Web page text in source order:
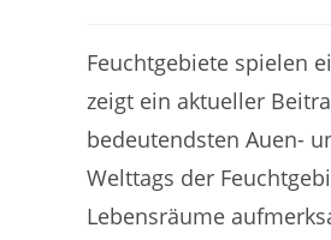
Feuchtgebiete spielen
zeigt ein aktueller
bedeutendsten Auen-
Welttags der
Lebensräume